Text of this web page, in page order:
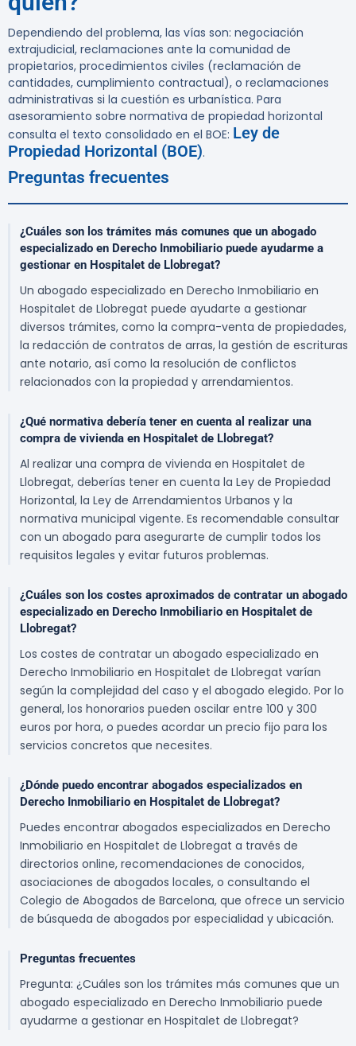
Dependiendo del problema, las vías son: negociación
extrajudicial, reclamaciones ante la comunidad de
propietarios, procedimientos civiles (reclamación de
cantidades, cumplimiento contractual), o reclamaciones
administrativas si la cuestión es urbanística. Para
asesoramiento sobre normativa de propiedad horizontal
consulta el texto consolidado en el BOE: Ley de
Propiedad Horizontal (BOE).
Preguntas frecuentes
¿Cuáles son los trámites más comunes que un abogado
especializado en Derecho Inmobiliario puede ayudarme a
gestionar en Hospitalet de Llobregat?
Un abogado especializado en Derecho Inmobiliario en
Hospitalet de Llobregat puede ayudarte a gestionar
diversos trámites, como la compra-venta de propiedades,
la redacción de contratos de arras, la gestión de escrituras
ante notario, así como la resolución de conflictos
relacionados con la propiedad y arrendamientos.
¿Qué normativa debería tener en cuenta al realizar una
compra de vivienda en Hospitalet de Llobregat?
Al realizar una compra de vivienda en Hospitalet de
Llobregat, deberías tener en cuenta la Ley de Propiedad
Horizontal, la Ley de Arrendamientos Urbanos y la
normativa municipal vigente. Es recomendable consultar
con un abogado para asegurarte de cumplir todos los
requisitos legales y evitar futuros problemas.
¿Cuáles son los costes aproximados de contratar un abogado
especializado en Derecho Inmobiliario en Hospitalet de
Llobregat?
Los costes de contratar un abogado especializado en
Derecho Inmobiliario en Hospitalet de Llobregat varían
según la complejidad del caso y el abogado elegido. Por lo
general, los honorarios pueden oscilar entre 100 y 300
euros por hora, o puedes acordar un precio fijo para los
servicios concretos que necesites.
¿Dónde puedo encontrar abogados especializados en
Derecho Inmobiliario en Hospitalet de Llobregat?
Puedes encontrar abogados especializados en Derecho
Inmobiliario en Hospitalet de Llobregat a través de
directorios online, recomendaciones de conocidos,
asociaciones de abogados locales, o consultando el
Colegio de Abogados de Barcelona, que ofrece un servicio
de búsqueda de abogados por especialidad y ubicación.
Preguntas frecuentes
Pregunta: ¿Cuáles son los trámites más comunes que un
abogado especializado en Derecho Inmobiliario puede
ayudarme a gestionar en Hospitalet de Llobregat?